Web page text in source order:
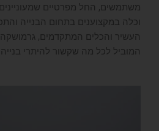
משתמשים, החל מפרטיים
וכלה במקצוענים בתחום הבנייה
העשיר והכלים המתקדמים,
המוביל לכל מה שקשור להיתרי